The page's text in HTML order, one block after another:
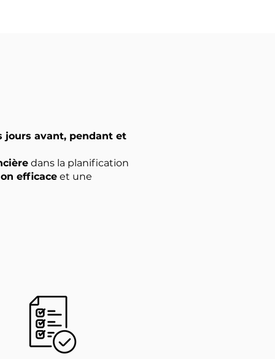
jours avant, pendant et
dans la planification
efficace et une